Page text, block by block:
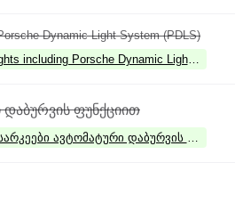
Dynamic Light System (PDLS)
including Porsche Dynamic Light
ფუნქციით
ავტომატური დაბურვის